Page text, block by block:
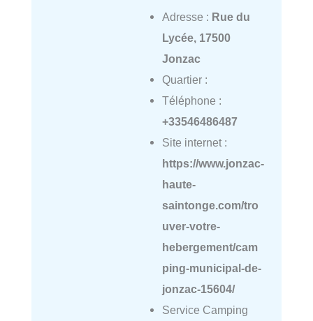
Adresse : Rue du
Lycée, 17500
Jonzac
Quartier :
Téléphone :
+33546486487
Site internet :
https://www.jonzac-
haute-
saintonge.com/tro
uver-votre-
hebergement/cam
ping-municipal-de-
jonzac-15604/
Service Camping